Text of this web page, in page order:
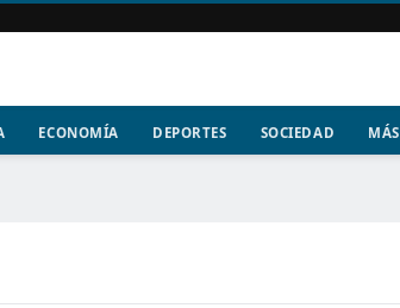
ECONOMÍA DEPORTES SOCIEDAD MÁS